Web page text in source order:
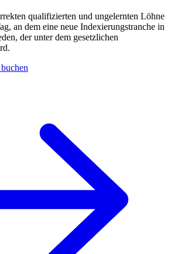
qualifizierten und ungelernten Löhne
an dem eine neue Indexierungstranche in
der unter dem gesetzlichen